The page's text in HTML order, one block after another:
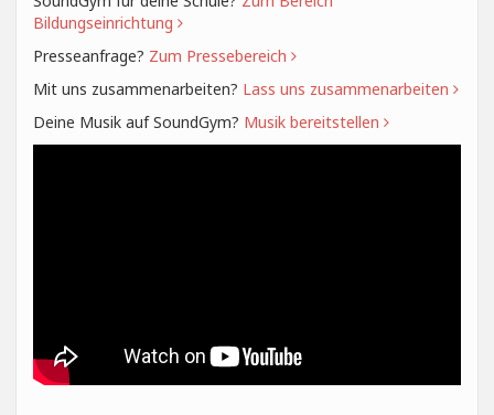
Bildungseinrichtung
Presseanfrage? Zum Pressebereich
Mit uns zusammenarbeiten? Lass uns zusammenarbeiten
Deine Musik auf SoundGym? Musik bereitstellen